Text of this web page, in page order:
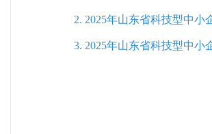
2. 2025年山东省科技型中
3. 2025年山东省科技型中小